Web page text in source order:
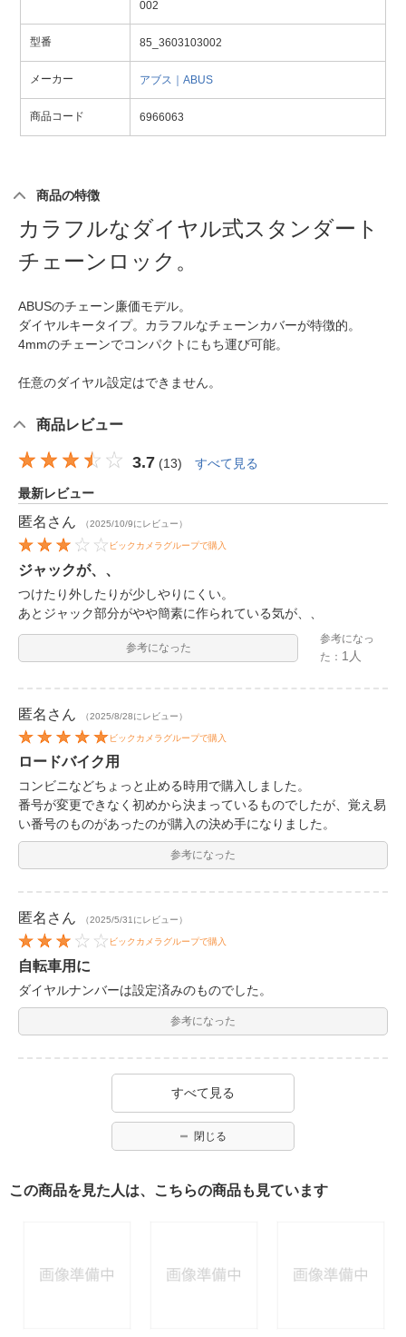
002
型番 85_3603103002
メーカー アブス｜ABUS
商品コード 6966063
商品の特徴
カラフルなダイヤル式スタンダート
チェーンロック。
ABUSのチェーン廉価モデル。
ダイヤルキータイプ。カラフルなチェーンカバーが特徴的。
4mmのチェーンでコンパクトにもち運び可能。
任意のダイヤル設定はできません。
商品レビュー
3.7 (13) すべて見る
最新レビュー
匿名 さん （2025/10/9にレビュー）
ビックカメラグループで購入
ジャックが、、
つけたり外したりが少しやりにくい。
あとジャック部分がやや簡素に作られている気が、、
参考になった
参考になっ
た： 1人
匿名 さん （2025/8/28にレビュー）
ビックカメラグループで購入
ロードバイク用
コンビニなどちょっと止める時用で購入しました。
番号が変更できなく初めから決まっているものでしたが、覚え易
い番号のものがあったのが購入の決め手になりました。
参考になった
匿名 さん （2025/5/31にレビュー）
ビックカメラグループで購入
自転車用に
ダイヤルナンバーは設定済みのものでした。
参考になった
すべて見る
閉じる
この商品を見た人は、こちらの商品も見ています